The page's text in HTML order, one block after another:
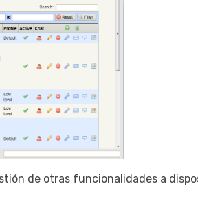
de otras funcionalidades a